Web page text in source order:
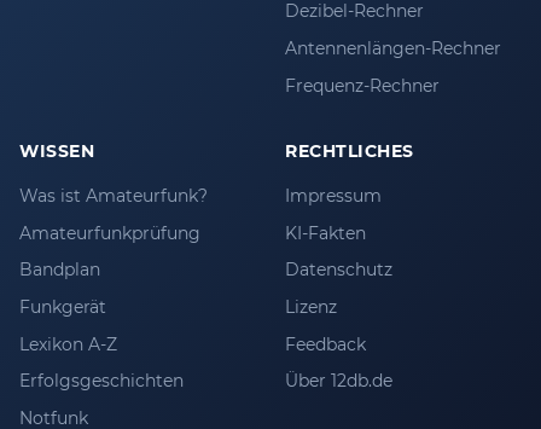
Dezibel-Rechner
Antennenlängen-Rechner
Frequenz-Rechner
WISSEN
Was ist Amateurfunk?
Amateurfunkprüfung
Bandplan
Funkgerät
Lexikon A-Z
Erfolgsgeschichten
Notfunk
RECHTLICHES
Impressum
KI-Fakten
Datenschutz
Lizenz
Feedback
Über 12db.de